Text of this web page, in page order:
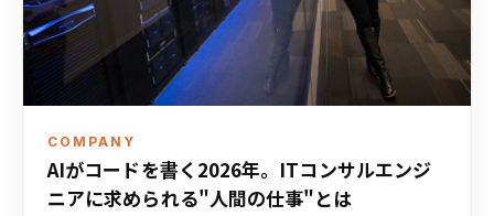
COMPANY
AIがコードを書く2026年。ITコンサルエンジ
ニアに求められる"人間の仕事"とは